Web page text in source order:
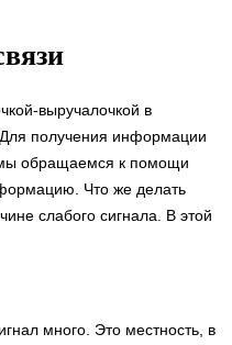
выручалочкой в
получения информации
обращаемся к помощи
Что же делать
слабого сигнала. В этой
много. Это местность, в